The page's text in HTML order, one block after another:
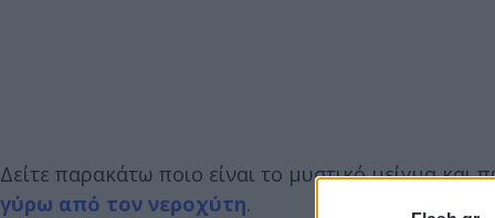
Δείτε παρακάτω ποιο είναι το μυστικό μείγμα
γύρω από τον νεροχύτη.